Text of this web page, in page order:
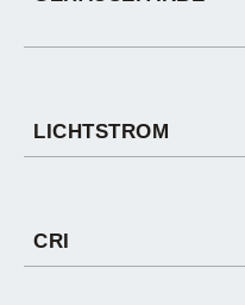
LICHTSTROM
CRI